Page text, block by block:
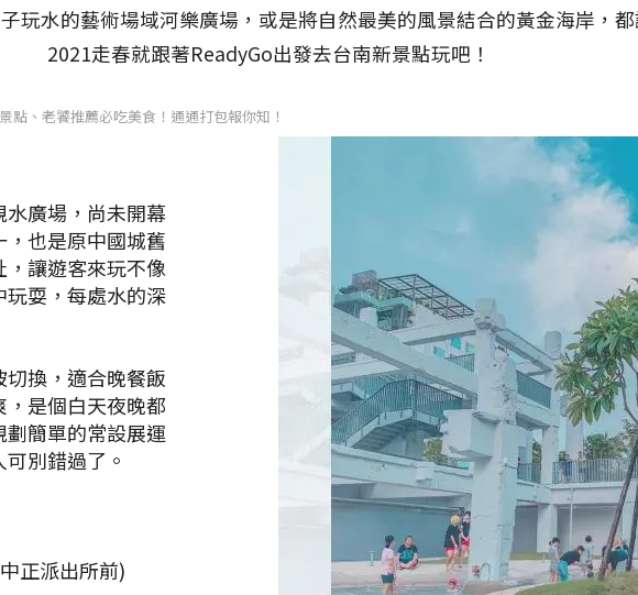
玩水的藝術場域河樂廣場，或是將自然最美的風景結合的黃金海岸，
2021走春就跟著ReadyGo出發去台南新景點玩吧！
點、老饕推薦必吃美食！通通打包報你知！
廣場，尚未開幕
也是原中國城舊
讓遊客來玩不像
耍，每處水的深
換，適合晚餐飯
是個白天夜晚都
簡單的常設展運
別錯過了。
正派出所前)